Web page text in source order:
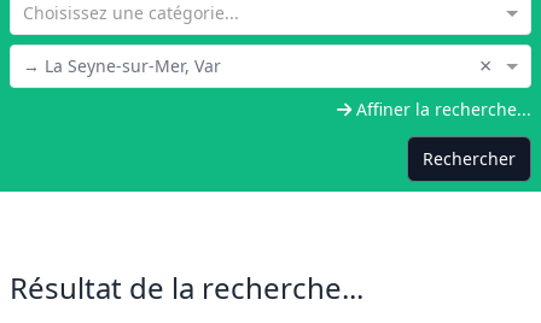
Choisissez une catégorie...
→ La Seyne-sur-Mer, Var ×
Affiner la recherche...
Rechercher
Résultat de la recherche...